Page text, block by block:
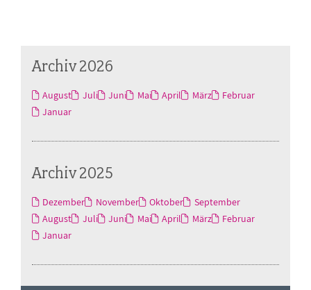
Archiv 2026
August Juli Juni Mai April März
Februar
Januar
Archiv 2025
Dezember November Oktober
September
August
Juli Juni Mai April März
Februar
Januar